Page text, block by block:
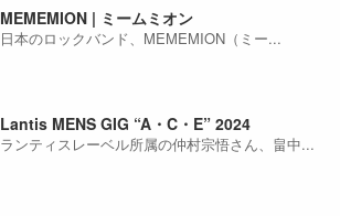
MEMEMION | ミームミオン
日本のロックバンド、MEMEMION（ミー...
Lantis MENS GIG “A・C・E” 2024
ランティスレーベル所属の仲村宗悟さん、畠中...